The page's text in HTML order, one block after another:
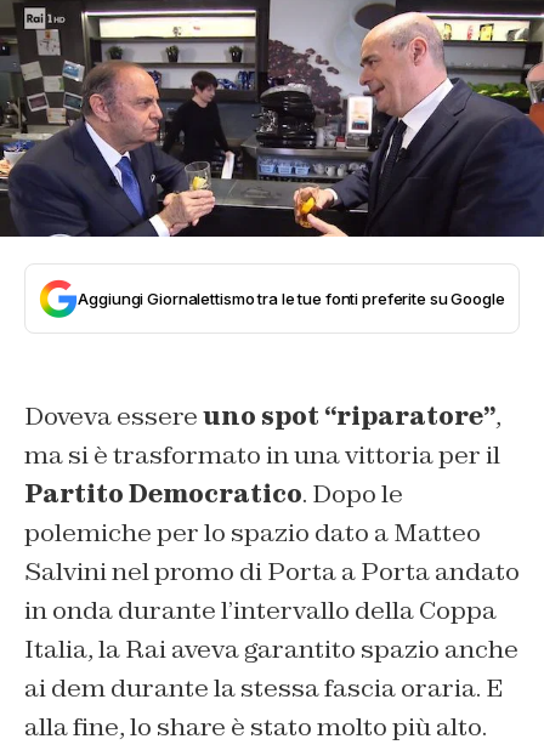
Contatti
Aggiungi Giornalettismo tra le tue fonti preferite su Google
Doveva essereuno spot “riparatore”,
ma si è trasformato in una vittoria per il
Partito Democratico. Dopo le
polemiche per lo spazio dato a Matteo
Salvini nel promo di Porta a Porta andato
in onda durante l’intervallo della Coppa
Italia, la Rai aveva garantito spazio anche
ai dem durante la stessa fascia oraria. E
alla fine, lo share è stato molto più alto.